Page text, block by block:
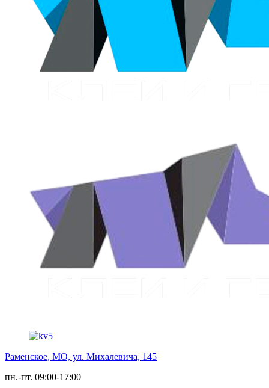
Раменское, МО, ул. Михалевича, 145
пн.-пт. 09:00-17:00